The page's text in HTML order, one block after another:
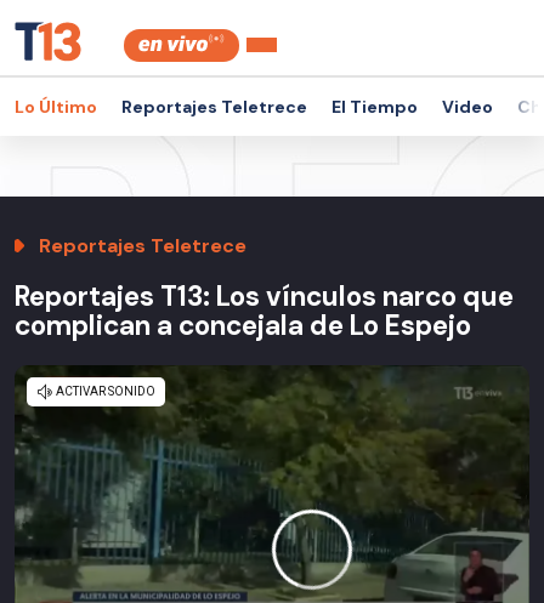
Lo Último Reportajes Teletrece El Tiempo Video
Reportajes Teletrece
Reportajes T13: Los vínculos narco que
complican a concejala de Lo Espejo